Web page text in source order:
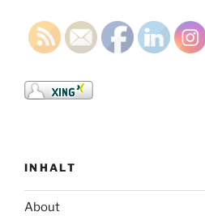
INHALT
About